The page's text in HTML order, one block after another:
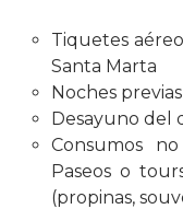
Tiquetes
Santa Marta
Noches
Desayuno del
Consumos
Paseos o
(propinas,